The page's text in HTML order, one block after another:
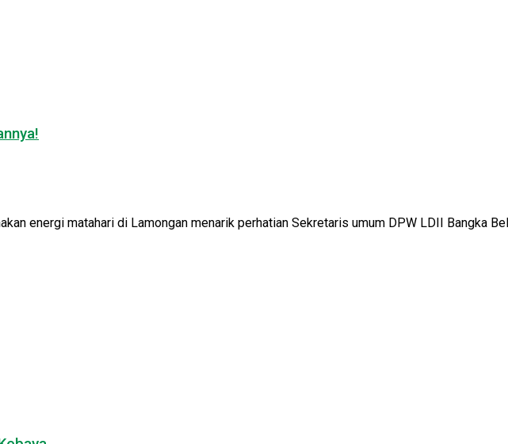
energi matahari di Lamongan menarik perhatian Sekretaris umum DPW LDII Bangka